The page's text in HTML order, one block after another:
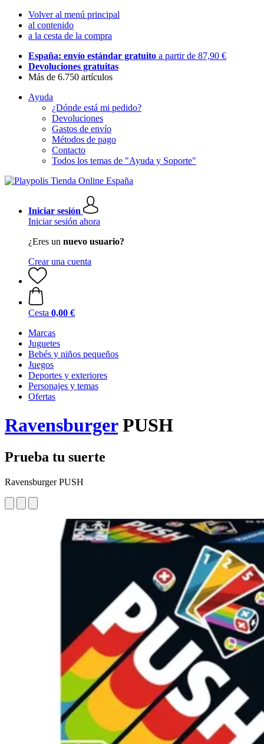
Volver al menú principal
al contenido
a la cesta de la compra
España: envío estándar gratuito a partir de 87,90 €
Devoluciones gratuitas
Más de 6.750 artículos
Ayuda
¿Dónde está mi pedido?
Devoluciones
Gastos de envío
Métodos de pago
Contacto
Todos los temas de "Ayuda y Soporte"
Iniciar sesión
Iniciar sesión ahora
¿Eres un nuevo usuario?
Crear una cuenta
Cesta 0,00 €
Marcas
Juguetes
Bebés y niños pequeños
Juegos
Deportes y exteriores
Personajes y temas
Ofertas
RavensburgerPUSH
Prueba tu suerte
Ravensburger PUSH